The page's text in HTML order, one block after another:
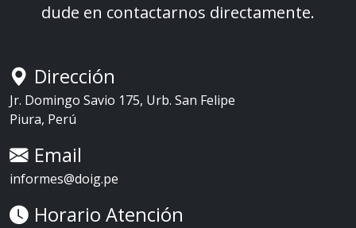
dude en contactarnos directamente.
Dirección
Jr. Domingo Savio 175, Urb. San Felipe
Piura, Perú
Email
informes@doig.pe
Horario Atención